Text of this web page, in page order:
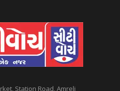
Station Road, Amreli